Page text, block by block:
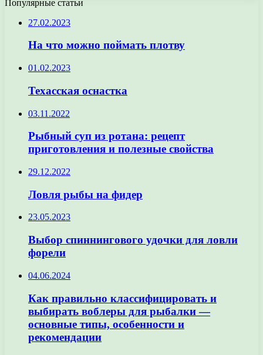
Популярные статьи
27.02.2023
На что можно поймать плотву
01.02.2023
Техасская оснастка
03.11.2022
Рыбный суп из ротана: рецепт
приготовления и полезные свойства
29.12.2022
Ловля рыбы на фидер
23.05.2023
Выбор спиннингового удочки для ловли
форели
04.06.2024
Как правильно классифицировать и
выбирать воблеры для рыбалки —
основные типы, особенности и
рекомендации